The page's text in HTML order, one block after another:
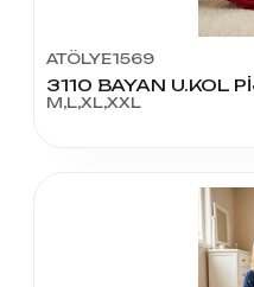
ATÖLYE1569
3110 BAYAN U.KOL
M,L,XL,XXL